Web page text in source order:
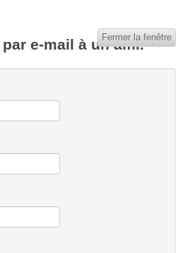
e-mail à un ami.
Fermer la fenêtre